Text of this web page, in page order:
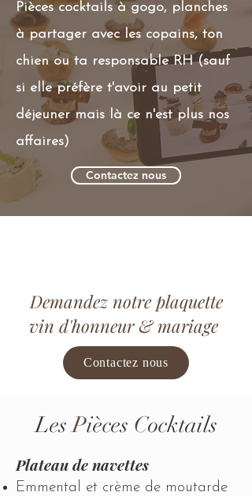
Pièces cocktails à gogo, planches
à partager avec les copains, ton
chien ou ta responsable RH (sauf
si elle préfère t'avoir au petit
déjeuner mais là ce n'est plus nos
affaires)
Contactez nous
Demandez notre plaquette
vin d'honneur & mariage
Contactez nous
LesPièces Cocktails
Plateau de navettes
Emmental et crème de moutarde